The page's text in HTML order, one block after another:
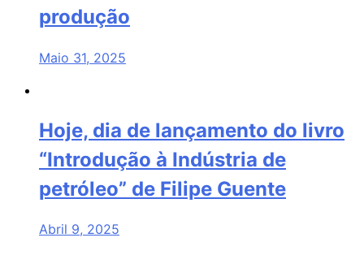
produção
Maio 31, 2025
Hoje, dia de lançamento do livro
“Introdução à Indústria de
petróleo” de Filipe Guente
Abril 9, 2025